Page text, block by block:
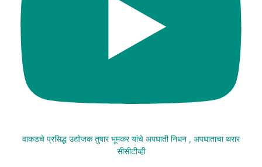
वाकडचे प्रसिद्ध उद्योजक तुषार भूमकर यांचे अपघाती निधन , अपघाताचा थरार
सीसीटीव्ही